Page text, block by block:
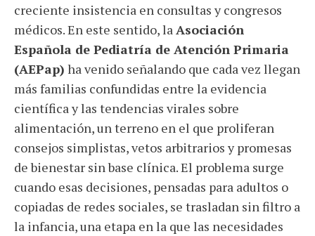
creciente insistencia en consultas y congresos
médicos. En este sentido, la Asociación
Española de Pediatría de Atención Primaria
(AEPap) ha venido señalando que cada vez llegan
más familias confundidas entre la evidencia
científica y las tendencias virales sobre
alimentación, un terreno en el que proliferan
consejos simplistas, vetos arbitrarios y promesas
de bienestar sin base clínica. El problema surge
cuando esas decisiones, pensadas para adultos o
copiadas de redes sociales, se trasladan sin filtro a
la infancia, una etapa en la que las necesidades